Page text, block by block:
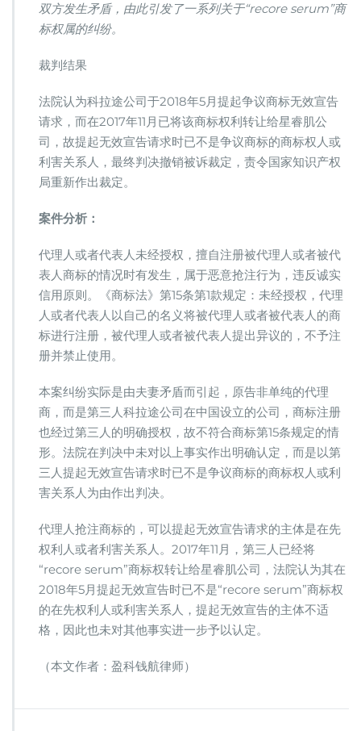
双方发生矛盾，由此引发了一系列关于“recore serum”商
标权属的纠纷。
裁判结果
法院认为科拉途公司于2018年5月提起争议商标无效宣告
请求，而在2017年11月已将该商标权利转让给星睿肌公
司，故提起无效宣告请求时已不是争议商标的商标权人或
利害关系人，最终判决撤销被诉裁定，责令国家知识产权
局重新作出裁定。
案件分析：
代理人或者代表人未经授权，擅自注册被代理人或者被代
表人商标的情况时有发生，属于恶意抢注行为，违反诚实
信用原则。《商标法》第15条第1款规定：未经授权，代理
人或者代表人以自己的名义将被代理人或者被代表人的商
标进行注册，被代理人或者被代表人提出异议的，不予注
册并禁止使用。
本案纠纷实际是由夫妻矛盾而引起，原告非单纯的代理
商，而是第三人科拉途公司在中国设立的公司，商标注册
也经过第三人的明确授权，故不符合商标第15条规定的情
形。法院在判决中未对以上事实作出明确认定，而是以第
三人提起无效宣告请求时已不是争议商标的商标权人或利
害关系人为由作出判决。
代理人抢注商标的，可以提起无效宣告请求的主体是在先
权利人或者利害关系人。2017年11月，第三人已经将
“recore serum”商标权转让给星睿肌公司，法院认为其在
2018年5月提起无效宣告时已不是“recore serum”商标权
的在先权利人或利害关系人，提起无效宣告的主体不适
格，因此也未对其他事实进一步予以认定。
（本文作者：盈科钱航律师）